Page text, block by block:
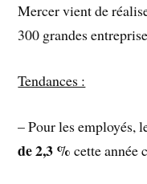
Mercer vient de
300 grandes
Tendances :
– Pour les employés,
de 2,3 %cette année